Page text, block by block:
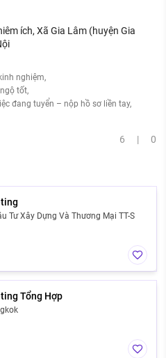
ích, Xã Gia Lâm (huyện Gia
nghiệm
tốt
đang tuyển – nộp hồ sơ liền tay
6 | 0
Tư Xây Dựng Và Thương Mại TT-S
Tổng Hợp